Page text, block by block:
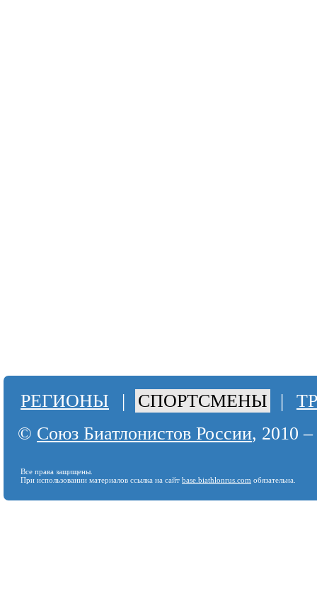
РЕГИОНЫ | СПОРТСМЕНЫ |
© Союз Биатлонистов России, 2010
Все права защищены.
При использовании материалов ссылка на сайт base.biathlonrus.com обязательна.